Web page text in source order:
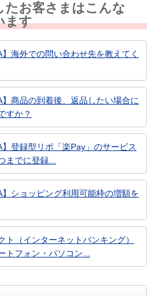
たお客さまはこんな
ます
】海外での問い合わせ先を教えてく
】商品の到着後、返品したい場合に
すか？
】登録型リボ「楽Pay」のサービス
までに登録...
】ショッピング利用可能枠の増額を
ト（インターネットバンキング）
トフォン・パソコン...